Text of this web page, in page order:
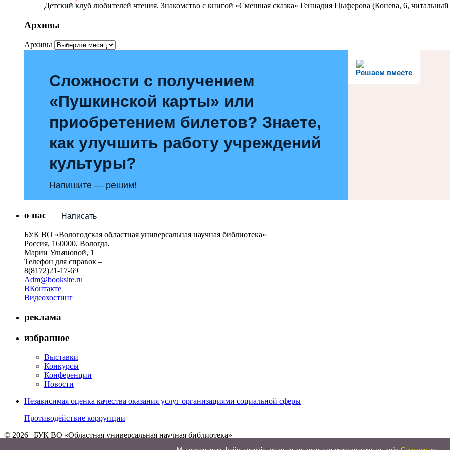
Детский клуб любителей чтения. Знакомство с книгой «Смешная сказка» Геннадия Цыферова (Конева, 6, читальный
Архивы
Архивы
Решаем вместе
Сложности с получением
«Пушкинской карты» или
приобретением билетов? Знаете,
как улучшить работу учреждений
культуры?
Напишите — решим!
Написать
о нас
БУК ВО «Вологодская областная универсальная научная библиотека»
Россия, 160000, Вологда,
Марии Ульяновой, 1
Телефон для справок –
8(8172)21-17-69
Adm@booksite.ru
ВКонтакте
Видеохостинг
реклама
избранное
Выставки
Конкурсы
Конференции
Новости
Независимая оценка качества оказания услуг организациями социальной сферы
Противодействие коррупции
© 2026 | БУК ВО «Областная универсальная научная библиотека»